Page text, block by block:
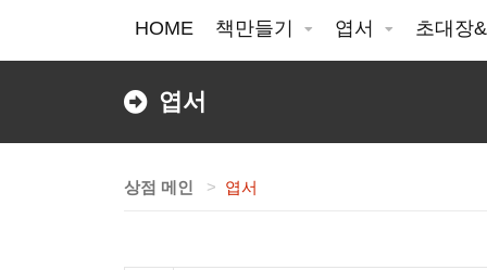
HOME 책만들기 엽서 초대장
엽서
상점 메인 엽서